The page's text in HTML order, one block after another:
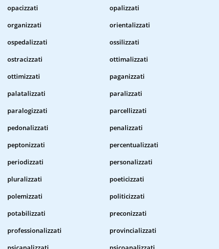
opacizzati
opalizzati
organizzati
orientalizzati
ospedalizzati
ossilizzati
ostracizzati
ottimalizzati
ottimizzati
paganizzati
palatalizzati
paralizzati
paralogizzati
parcellizzati
pedonalizzati
penalizzati
peptonizzati
percentualizzati
periodizzati
personalizzati
pluralizzati
poeticizzati
polemizzati
politicizzati
potabilizzati
preconizzati
professionalizzati
provincializzati